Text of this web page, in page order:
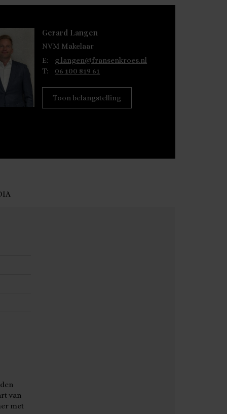
Gerard Langen
NVM Makelaar
E:
g.langen@fransenkroes.nl
T:
06 100 819 61
Toon belangstelling
van
met